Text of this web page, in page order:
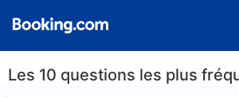
Les 10 questions les plus